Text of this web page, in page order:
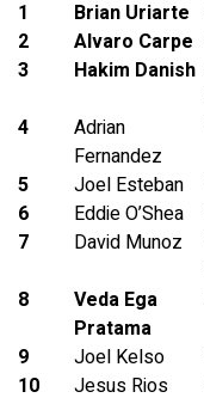
1
Brian Uriarte
2
Alvaro Carpe
3
Hakim Danish
4
Adrian
Fernandez
5
Joel Esteban
6
Eddie O’Shea
7
David Munoz
8
Veda Ega
Pratama
9
Joel Kelso
10
Jesus Rios